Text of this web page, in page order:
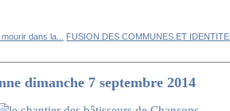
dans la... FUSION DES COMMUNES ET
dimanche 7 septembre 2014